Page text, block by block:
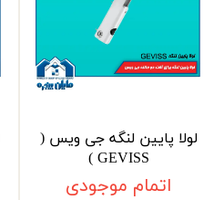
لولا پایین لنگه جی ویس (
GEVISS )
اتمام موجودی